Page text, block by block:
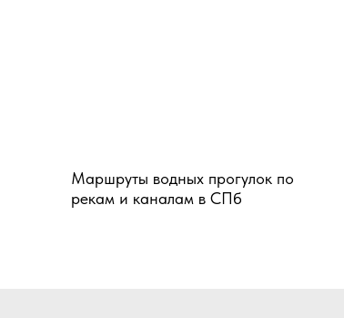
Маршруты водных прогулок по
рекам и каналам в СПб